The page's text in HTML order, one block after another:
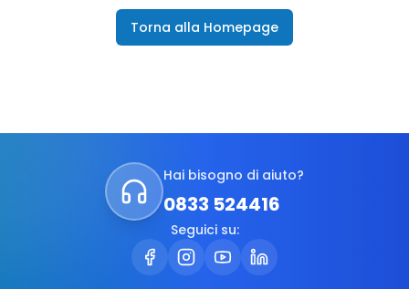
Torna alla Homepage
Hai bisogno di aiuto?
0833 524416
Seguici su: